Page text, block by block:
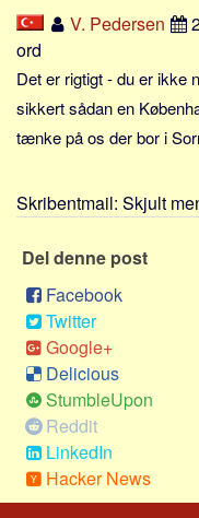
JLKM.dk
Lande
Tyrkiet
Spanien
Sverige
Norge
Thailand
Italien
Grækenland
USA
Alle
Nøgleord
Bolig
V. Pedersen
ord
Det er rigtigt - du er ikke
sikkert sådan en
tænke på os der bor i
Skribentmail: Skjult
Del denne post
Facebook
Twitter
Google+
Delicious
StumbleUpon
Reddit
LinkedIn
Hacker News